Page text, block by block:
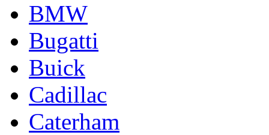
BMW
Bugatti
Buick
Cadillac
Caterham